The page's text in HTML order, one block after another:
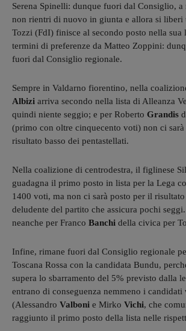
Serena Spinelli: dunque fuori dal Consiglio, a
non rientri di nuovo in giunta e allora si liberi
Tozzi (FdI) finisce al secondo posto nella sua
termini di preferenze da Matteo Zoppini:
fuori dal Consiglio regionale.
Sempre in Valdarno fiorentino, nella
Albizi arriva secondo nella lista di Alleanza
quindi niente seggio; e per Roberto Grandis
(primo con oltre cinquecento voti) non ci
risultato basso dei pentastellati.
Nella coalizione di centrodestra, il figlinese
guadagna il primo posto in lista per la Lega
1400 voti, ma non ci sarà posto per il
deludente del partito che assicura pochi
neanche per Franco Banchi della civica per
Infine, rimane fuori dal Consiglio regionale
Toscana Rossa con la candidata Bundu,
supera lo sbarramento del 5% previsto dalla
entrano di conseguenza nemmeno i candidati
(Alessandro Valboni e Mirko Vichi, che
raggiunto il primo posto della lista nelle